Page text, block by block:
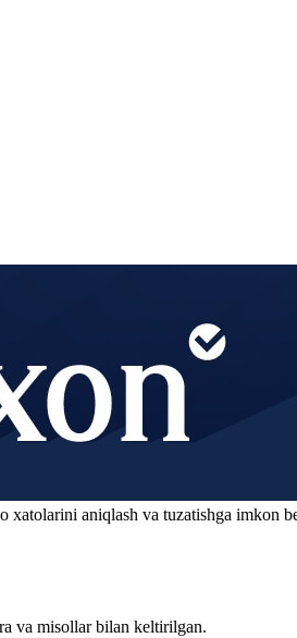
aniqlash va tuzatishga imkon
va misollar bilan keltirilgan.